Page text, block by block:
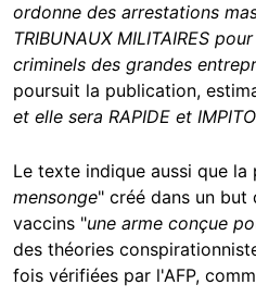
ordonne des arrestations
TRIBUNAUX MILITAIRES
criminels des grandes
poursuit la publication,
et elle sera RAPIDE et
Le texte indique aussi que la
mensonge" créé dans un but
vaccins "une arme conçue
des théories
fois vérifiées par l'AFP,